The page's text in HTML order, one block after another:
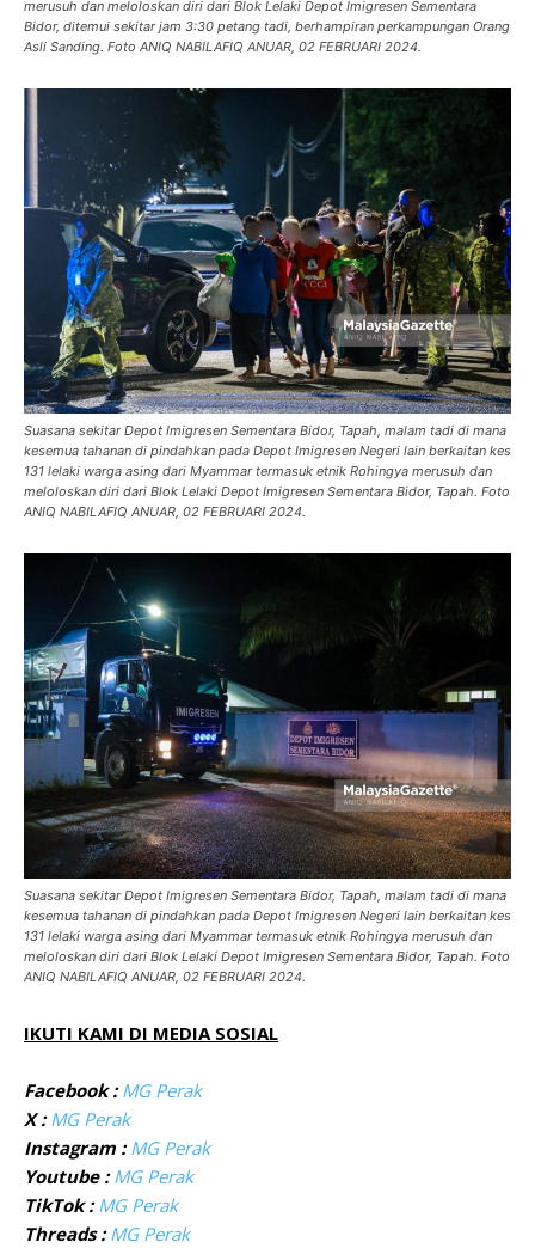
merusuh dan meloloskan diri dari Blok Lelaki Depot Imigresen Sementara
Bidor, ditemui sekitar jam 3:30 petang tadi, berhampiran perkampungan Orang
Asli Sanding. Foto ANIQ NABILAFIQ ANUAR, 02 FEBRUARI 2024.
Suasana sekitar Depot Imigresen Sementara Bidor, Tapah, malam tadi di mana
kesemua tahanan di pindahkan pada Depot Imigresen Negeri lain berkaitan kes
131 lelaki warga asing dari Myammar termasuk etnik Rohingya merusuh dan
meloloskan diri dari Blok Lelaki Depot Imigresen Sementara Bidor, Tapah. Foto
ANIQ NABILAFIQ ANUAR, 02 FEBRUARI 2024.
Suasana sekitar Depot Imigresen Sementara Bidor, Tapah, malam tadi di mana
kesemua tahanan di pindahkan pada Depot Imigresen Negeri lain berkaitan kes
131 lelaki warga asing dari Myammar termasuk etnik Rohingya merusuh dan
meloloskan diri dari Blok Lelaki Depot Imigresen Sementara Bidor, Tapah. Foto
ANIQ NABILAFIQ ANUAR, 02 FEBRUARI 2024.
IKUTI KAMI DI MEDIA SOSIAL
Facebook : MG Perak
X : MG Perak
Instagram : MG Perak
Youtube : MG Perak
TikTok : MG Perak
Threads : MG Perak